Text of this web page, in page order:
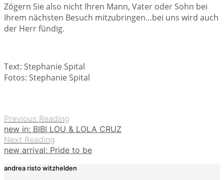
Zögern Sie also nicht Ihren Mann, Vater oder Sohn bei
Ihrem nächsten Besuch mitzubringen…bei uns wird auch
der Herr fündig.
Text: Stephanie Spital
Fotos: Stephanie Spital
Previous Reading
new in: BIBI LOU & LOLA CRUZ
Next Reading
new arrival: Pride to be
andrea risto witzhelden